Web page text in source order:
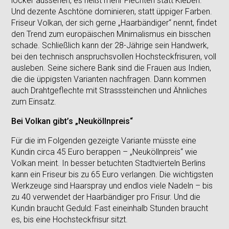
Und dezente Aschtöne dominieren, statt üppiger Farben.
Friseur Volkan, der sich gerne „Haarbändiger“ nennt, findet
den Trend zum europäischen Minimalismus ein bisschen
schade. Schließlich kann der 28-Jährige sein Handwerk,
bei den technisch anspruchsvollen Hochsteckfrisuren, voll
ausleben. Seine sichere Bank sind die Frauen aus Indien,
die die üppigsten Varianten nachfragen. Dann kommen
auch Drahtgeflechte mit Strasssteinchen und Ähnliches
zum Einsatz.
Bei Volkan gibt’s „Neuköllnpreis“
Für die im Folgenden gezeigte Variante müsste eine
Kundin circa 45 Euro berappen – „Neuköllnpreis“ wie
Volkan meint. In besser betuchten Stadtvierteln Berlins
kann ein Friseur bis zu 65 Euro verlangen. Die wichtigsten
Werkzeuge sind Haarspray und endlos viele Nadeln – bis
zu 40 verwendet der Haarbändiger pro Frisur. Und die
Kundin braucht Geduld: Fast eineinhalb Stunden braucht
es, bis eine Hochsteckfrisur sitzt.